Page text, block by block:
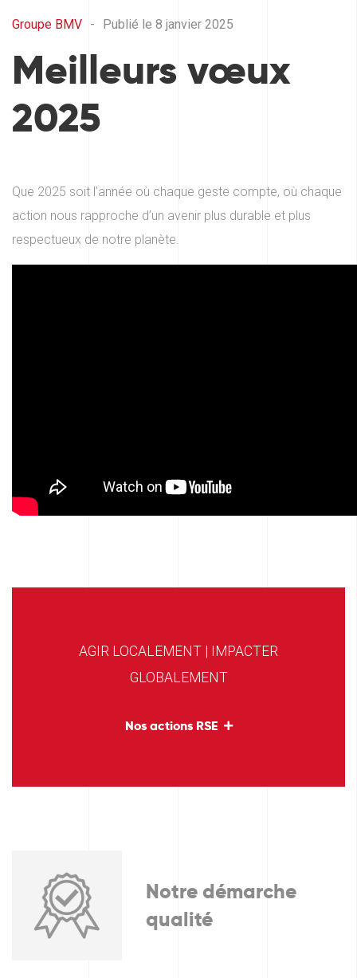
Groupe BMV - Publié le 8 janvier 2025
Meilleurs vœux
2025
Que 2025 soit l’année où chaque geste compte, où chaque
action nous rapproche d’un avenir plus durable et plus
respectueux de notre planète.
AGIR LOCALEMENT | IMPACTER
GLOBALEMENT
Nos actions RSE
Notre démarche
qualité